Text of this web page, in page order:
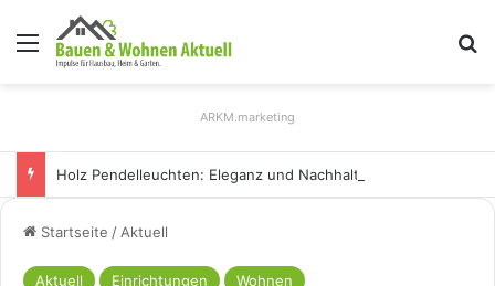
Menü
ARKM.marketing
Startseite / Aktuell
Aktuell Einrichtungen Wohnen